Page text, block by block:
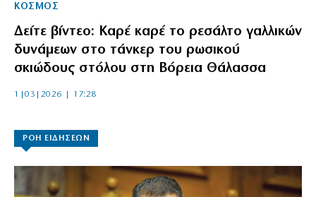
ΚΟΣΜΟΣ
Δείτε βίντεο: Καρέ καρέ το ρεσάλτο γαλλικών
δυνάμεων στο τάνκερ του ρωσικού
σκιώδους στόλου στη Βόρεια Θάλασσα
1|03|2026 | 17:28
ΡΟΗ ΕΙΔΗΣΕΩΝ